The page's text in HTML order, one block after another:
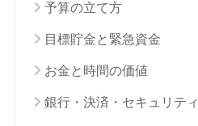
予算の立て方
目標貯金と緊急資金
お金と時間の価値
銀行・決済・セキュリティ